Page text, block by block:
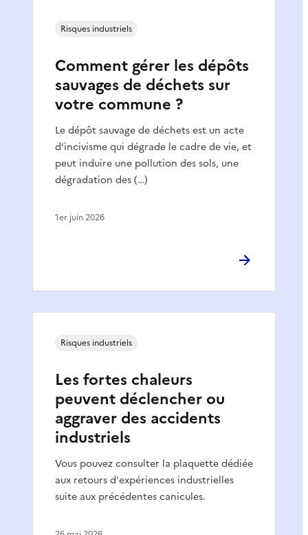
Comment gérer les dépôts
sauvages de déchets sur
votre commune ?
Le dépôt sauvage de déchets est un acte
d’incivisme qui dégrade le cadre de vie, et
peut induire une pollution des sols, une
dégradation des (…)
Risques industriels
1er juin 2026
Les fortes chaleurs
peuvent déclencher ou
aggraver des accidents
industriels
Vous pouvez consulter la plaquette dédiée
aux retours d'expériences industrielles
suite aux précédentes canicules.
Risques industriels